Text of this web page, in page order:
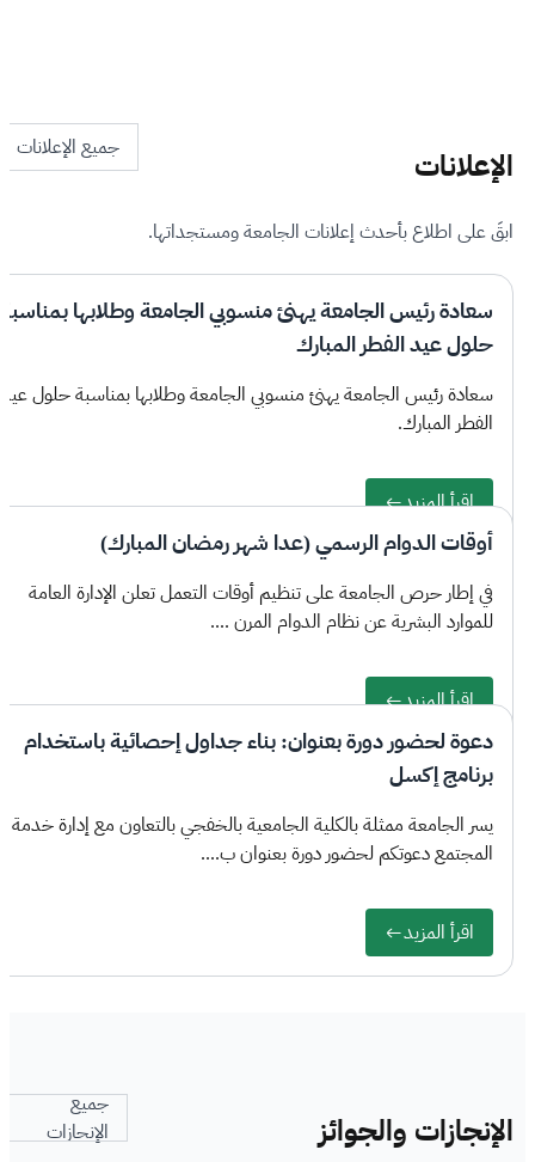
الإعلانات
ابقَ على اطلاع بأحدث إعلانات الجامعة ومستجداتها.
جميع الإعلانات
سعادة رئيس الجامعة يهنئ منسوبي الجامعة وطلابها بمناسبة
حلول عيد الفطر المبارك
سعادة رئيس الجامعة يهنئ منسوبي الجامعة وطلابها بمناسبة حلول عيد
الفطر المبارك.
اقرأ المزيد
أوقات الدوام الرسمي (عدا شهر رمضان المبارك)
في إطار حرص الجامعة على تنظيم أوقات التعمل تعلن الإدارة العامة
للموارد البشرية عن نظام الدوام المرن ....
اقرأ المزيد
دعوة لحضور دورة بعنوان: بناء جداول إحصائية باستخدام
برنامج إكسل
يسر الجامعة ممثلة بالكلية الجامعية بالخفجي بالتعاون مع إدارة خدمة
المجتمع دعوتكم لحضور دورة بعنوان ب....
اقرأ المزيد
الإنجازات والجوائز
جميع
الإنجازات